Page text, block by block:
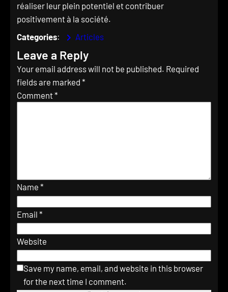
réaliser leur plein potentiel et contribuer
positivement à la société.
Categories: Articles
Leave a Reply
Your email address will not be published. Required
fields are marked*
Comment*
Name*
Email*
Website
Save my name, email, and website in this browser
for the next time I comment.